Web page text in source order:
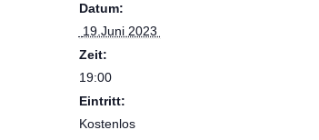
Datum:
19.Juni 2023
Zeit:
19:00
Eintritt:
Kostenlos